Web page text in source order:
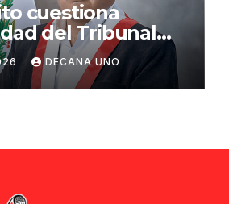
cuestiona
del Tribunal
tras liberación
Humala
DECANA UNO